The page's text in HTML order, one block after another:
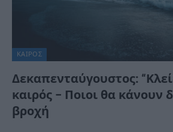
ΚΑΙΡΌΣ
Δεκαπενταύγουστος:
καιρός – Ποιοι θα κάνουν
βροχή